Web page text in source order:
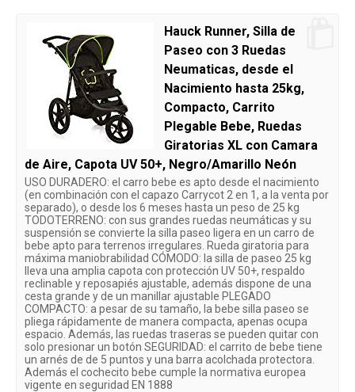
Hauck Runner, Silla de
Paseo con 3 Ruedas
Neumaticas, desde el
Nacimiento hasta 25kg,
Compacto, Carrito
Plegable Bebe, Ruedas
Giratorias XL con Camara
de Aire, Capota UV 50+, Negro/Amarillo Neón
USO DURADERO: el carro bebe es apto desde el nacimiento
(en combinación con el capazo Carrycot 2 en 1, a la venta por
separado), o desde los 6 meses hasta un peso de 25 kg
TODOTERRENO: con sus grandes ruedas neumáticas y su
suspensión se convierte la silla paseo ligera en un carro de
bebe apto para terrenos irregulares. Rueda giratoria para
máxima maniobrabilidad CÓMODO: la silla de paseo 25 kg
lleva una amplia capota con protección UV 50+, respaldo
reclinable y reposapiés ajustable, además dispone de una
cesta grande y de un manillar ajustable PLEGADO
COMPACTO: a pesar de su tamaño, la bebe silla paseo se
pliega rápidamente de manera compacta, apenas ocupa
espacio. Además, las ruedas traseras se pueden quitar con
solo presionar un botón SEGURIDAD: el carrito de bebe tiene
un arnés de de 5 puntos y una barra acolchada protectora.
Además el cochecito bebe cumple la normativa europea
vigente en seguridad EN 1888